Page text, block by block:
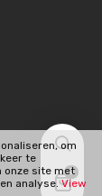
0
om
te
onze site met
analyse.View